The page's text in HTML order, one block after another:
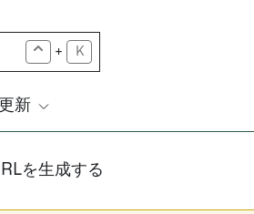
+ K
新
を生成する